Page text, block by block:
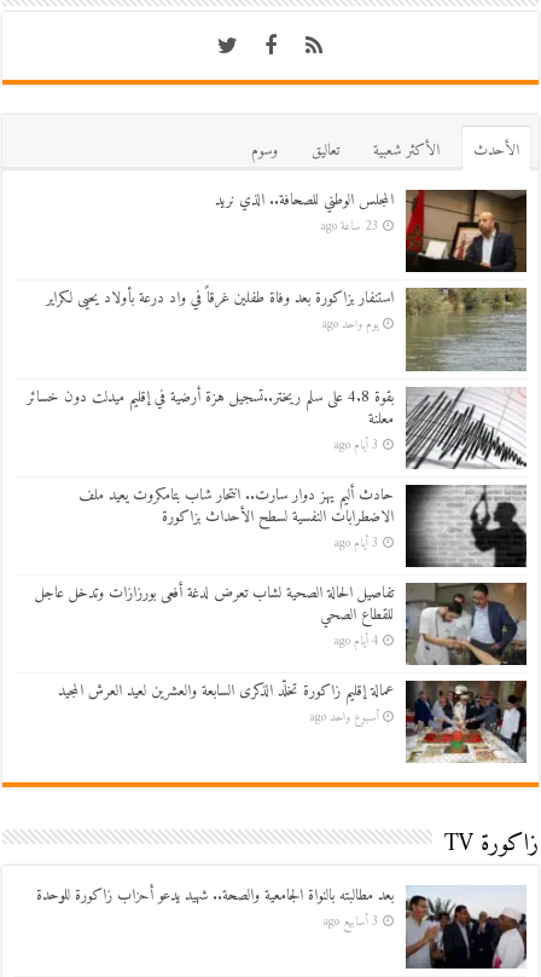
اﻷحدث اﻷكثر شعبية تعاليق
وسوم
المجلس الوطني للصحافة.. الذي نريد
23 ساعة ago
استنفار بزاكورة بعد وفاة طفلين غرقاً في واد درعة بأولاد يحيى لكراير
يوم واحد ago
بقوة 4.8 على سلم ريختر..تسجيل هزة أرضية في إقليم ميدلت دون خسائر
معلنة
3 أيام ago
حادث أليم يهز دوار سارت.. انتحار شاب بتامكروت يعيد ملف
الاضطرابات النفسية لسطح الأحداث بزاكورة
3 أيام ago
تفاصيل الحالة الصحية لشاب تعرض لدغة أفعى بورزازات وتدخل عاجل
للقطاع الصحي
4 أيام ago
عمالة إقليم زاكورة تخلّد الذكرى السابعة والعشرين لعيد العرش المجيد
أسبوع واحد ago
زاكورة TV
بعد مطالبته بالنواة الجامعية والصحة.. شهيد يدعو أحزاب زاكورة للوحدة
3 أسابيع ago